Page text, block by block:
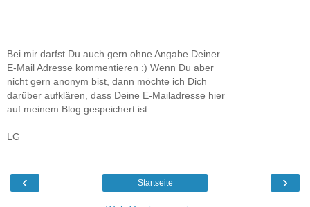
Bei mir darfst Du auch gern ohne Angabe Deiner
E-Mail Adresse kommentieren :) Wenn Du aber
nicht gern anonym bist, dann möchte ich Dich
darüber aufklären, dass Deine E-Mailadresse hier
auf meinem Blog gespeichert ist.
LG
‹ ›
Startseite